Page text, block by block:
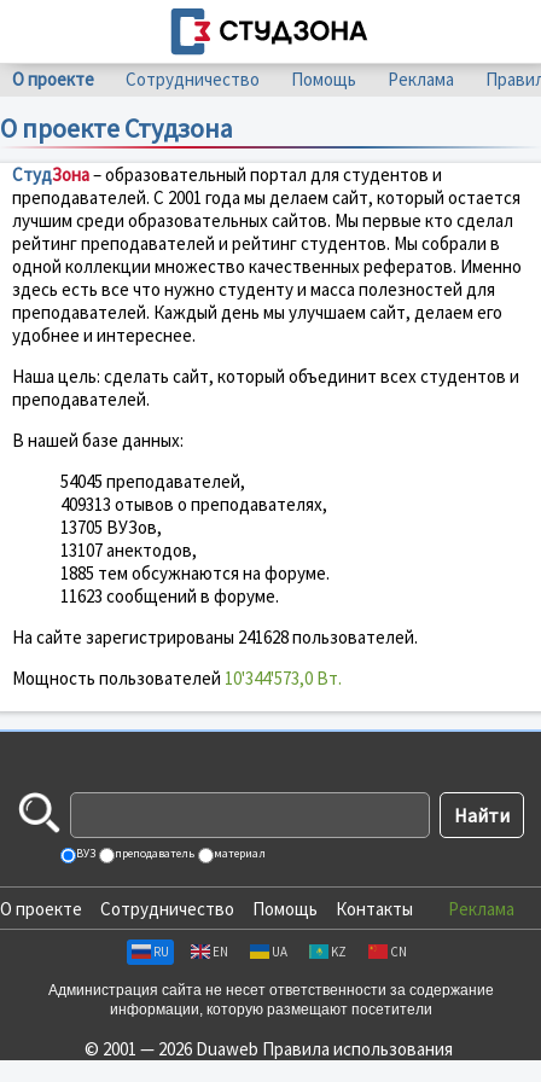
О проекте Сотрудничество Помощь Реклама
О проекте Студзона
СтудЗона– образовательный портал для студентов и
преподавателей. С 2001 года мы делаем сайт, который остается
лучшим среди образовательных сайтов. Мы первые кто сделал
рейтинг преподавателей и рейтинг студентов. Мы собрали в
одной коллекции множество качественных рефератов. Именно
здесь есть все что нужно студенту и масса полезностей для
преподавателей. Каждый день мы улучшаем сайт, делаем его
удобнее и интереснее.
Наша цель: сделать сайт, который объединит всех студентов и
преподавателей.
В нашей базе данных:
54045 преподавателей,
409313 отывов о преподавателях,
13705 ВУЗов,
13107 анектодов,
1885 тем обсужнаются на форуме.
11623 сообщений в форуме.
На сайте зарегистрированы 241628 пользователей.
Мощность пользователей 10'344'573,0 Вт.
ВУЗ преподаватель материал
О проекте Сотрудничество Помощь Контакты Реклама
RU EN UA KZ CN
Администрация сайта не несет ответственности за содержание
информации, которую размещают посетители
© 2001 — 2026 Duaweb Правила использования